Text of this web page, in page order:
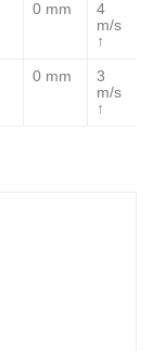
0 mm
4
m/s
↑
0 mm
3
m/s
↑